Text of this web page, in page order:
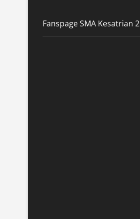
Fanspage SMA Kesatrian 2